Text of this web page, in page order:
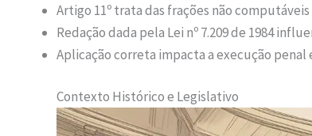
Artigo 11º trata das frações não computáveis
Redação dada pela Lei nº 7.209 de 1984
Aplicação correta impacta a execução penal
Contexto Histórico e Legislativo